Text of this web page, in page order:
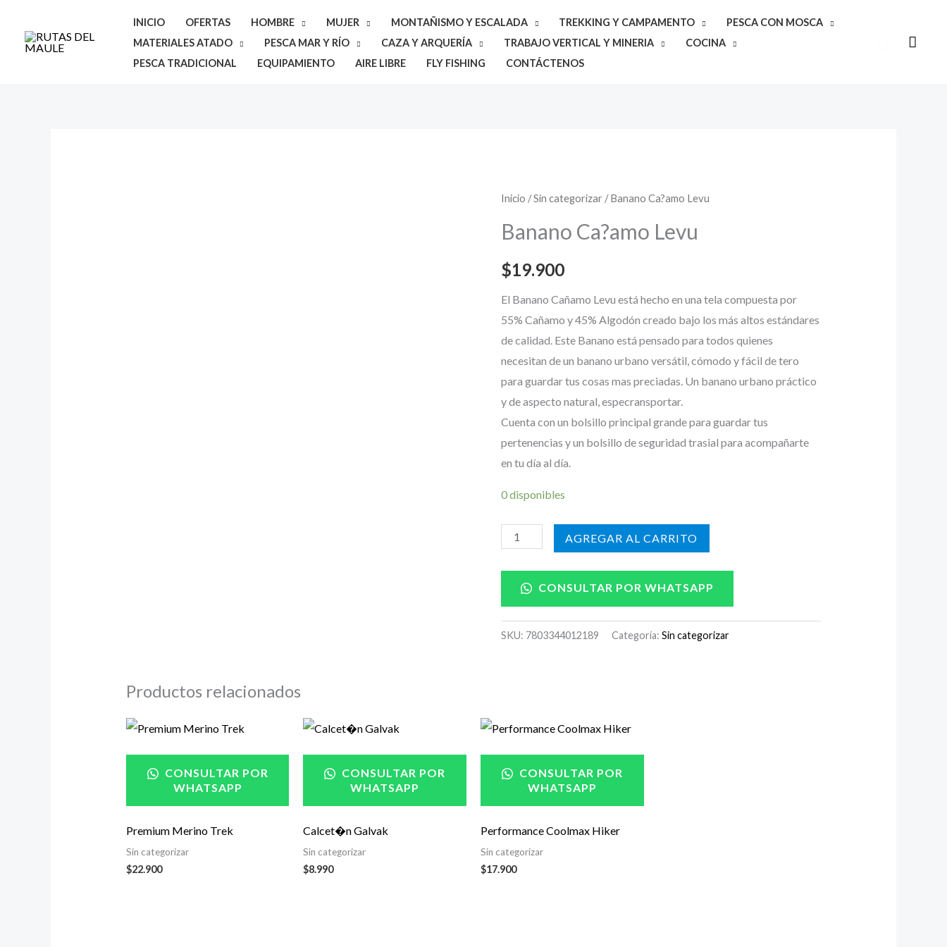
contenido
INICIO OFERTAS HOMBRE MUJER MONTAÑISMO Y ESCALADA TREKKING Y CAMPAMENTO
PESCA CON MOSCA
MATERIALES ATADO
PESCA MAR Y RÍO CAZA Y ARQUERÍA TRABAJO VERTICAL Y MINERIA
COCINA
PESCA TRADICIONAL
EQUIPAMIENTO AIRE LIBRE FLY FISHING CONTÁCTENOS
Buscar
Inicio /Sin categorizar / Banano Ca?amo Levu
Banano Ca?amo Levu
$19.900
El Banano Cañamo Levu está hecho en una tela compuesta por
55% Cañamo y 45% Algodón creado bajo los más altos estándares
de calidad. Este Banano está pensado para todos quienes
necesitan de un banano urbano versátil, cómodo y fácil de tero
para guardar tus cosas mas preciadas. Un banano urbano práctico
y de aspecto natural, especransportar.
Cuenta con un bolsillo principal grande para guardar tus
pertenencias y un bolsillo de seguridad trasial para acompañarte
en tu día al día.
0 disponibles
Banano
amo
Levu
cantidad
AÑADIR AL CARRITO
CONSULTAR POR WHATSAPP
SKU: 7803344012189 Categoría:Sin categorizar
Productos relacionados
CONSULTAR POR
WHATSAPP
Premium Merino Trek
Sin categorizar
$22.900
CONSULTAR POR
WHATSAPP
Calcet�n Galvak
Sin categorizar
$8.990
CONSULTAR POR
WHATSAPP
Performance Coolmax Hiker
Sin categorizar
$17.900